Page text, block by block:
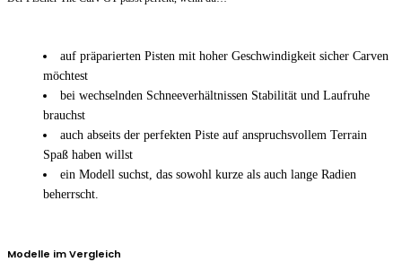
auf präparierten Pisten mit hoher Geschwindigkeit sicher Carven
möchtest
bei wechselnden Schneeverhältnissen Stabilität und Laufruhe
brauchst
auch abseits der perfekten Piste auf anspruchsvollem Terrain
Spaß haben willst
ein Modell suchst, das sowohl kurze als auch lange Radien
beherrscht.
Modelle im Vergleich